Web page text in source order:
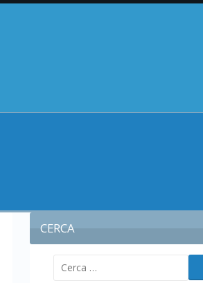
CERCA
Ricerca